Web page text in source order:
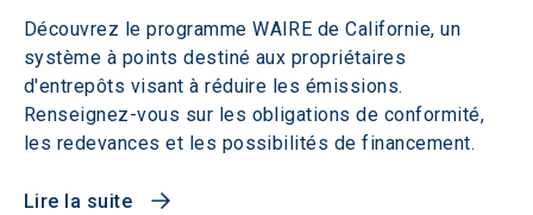
Découvrez le programme WAIRE de Californie, un
système à points destiné aux propriétaires
d'entrepôts visant à réduire les émissions.
Renseignez-vous sur les obligations de conformité,
les redevances et les possibilités de financement.
Lire la suite